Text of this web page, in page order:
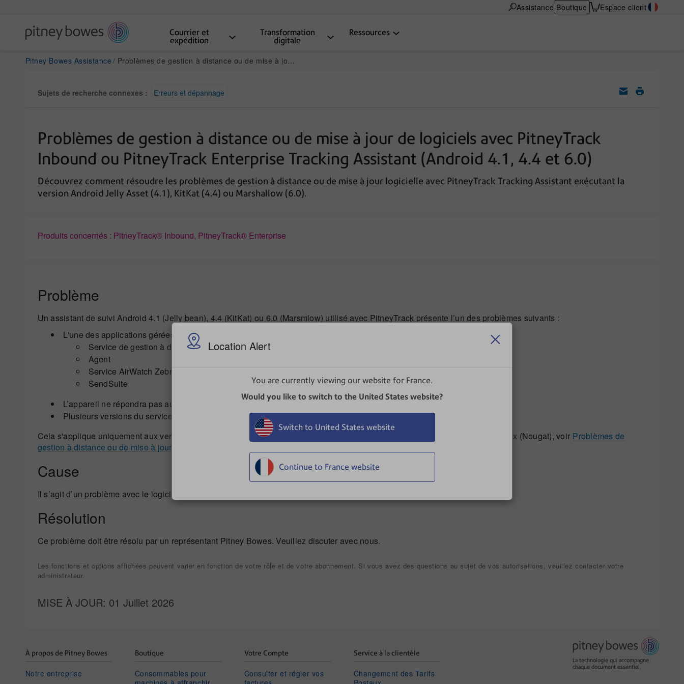
Location Alert
You are currently viewing our website for France.
Would you like to switch to the United States website?
Switch to United States website
Continue to France website
Assistance Boutique Espace client
Courrier et
expédition
Transformation
digitale
Ressources
Pitney Bowes Assistance Problèmes de gestion à distance ou de mise à jour de logiciels avec PitneyTrack Inbound ou PitneyTrack Enterprise Tracking Assistant (Android 4.1, 4.4 et 6.0)
Sujets de recherche connexes : Erreurs et dépannage
Problèmes de gestion à distance ou de mise à jour de logiciels avec PitneyTrack
Inbound ou PitneyTrack Enterprise Tracking Assistant (Android 4.1, 4.4 et 6.0)
Découvrez comment résoudre les problèmes de gestion à distance ou de mise à jour logicielle avec PitneyTrack Tracking Assistant exécutant la
version Android Jelly Asset (4.1), KitKat (4.4) ou Marshallow (6.0).
Produits concernés : PitneyTrack® Inbound, PitneyTrack® Enterprise
Problème
Un assistant de suivi Android 4.1 (Jelly bean), 4.4 (KitKat) ou 6.0 (Marsmlow) utilisé avec PitneyTrack présente l’un des problèmes suivants :
L'une des applications gérées suivantes n'est pas à la version recommandée par AirWatch MDM :
Service de gestion à distance AirWatch
Agent
Service AirWatch Zebra TX
SendSuite
L’appareil ne répondra pas aux demandes de gestion à distance d’AirWatch.
Plusieurs versions du service de gestion à distance AirWatch sont installées sur le terminal.
Cela s'applique uniquement aux versions Android suivantes 4.1 (Jelly Bean), 4.4 (KitKat) ou 6.0 (marshmallow). Pour Android 7.x (Nougat), voir Problèmes de
gestion à distance ou de mise à jour logicielle avec PitneyTrack Tracking Assistant ( Android Nougat 7.x)
Cause
Il s’agit d’un problème avec le logiciel AirWatch sur le terminal.
Résolution
Ce problème doit être résolu par un représentant Pitney Bowes. Veuillez discuter avec nous.
Les fonctions et options affichées peuvent varier en fonction de votre rôle et de votre abonnement. Si vous avez des questions au sujet de vos autorisations, veuillez contacter votre
administrateur.
MISE À JOUR: 01 Juillet 2026
À propos de Pitney Bowes
Notre entreprise
Boutique
Consommables pour
Votre Compte
Consulter et régler vos
Service à la clientèle
Changement des Tarifs
La technologie qui accompagne
chaque document essentiel.